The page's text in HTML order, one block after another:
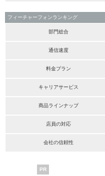
フィーチャーフォンランキング
部門総合
通信速度
料金プラン
キャリアサービス
商品ラインナップ
店員の対応
会社の信頼性
PR